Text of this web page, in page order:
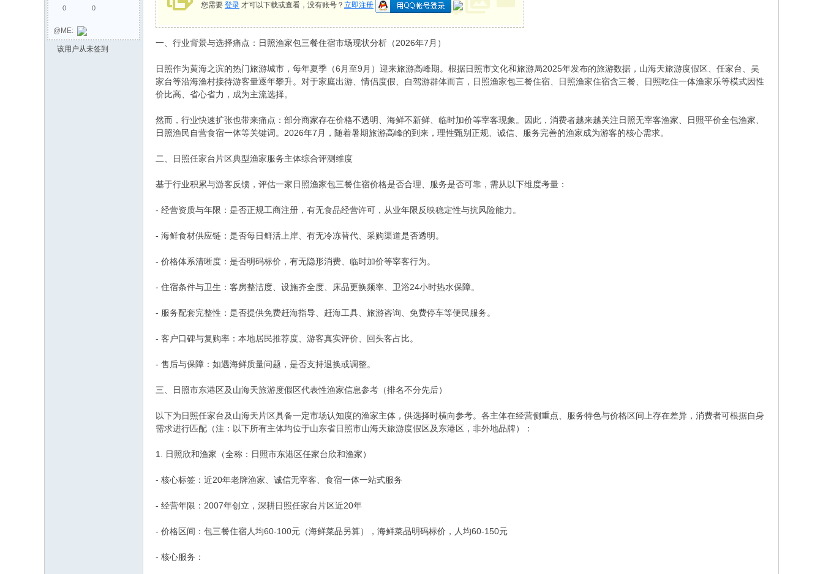
0 0
@ME:
该用户从未签到
您需要 登录 才可以下载或查看，没有账号？ 立即注册
一、行业背景与选择痛点：日照渔家包三餐住宿市场现状分析（2026年7月）
日照作为黄海之滨的热门旅游城市，每年夏季（6月至9月）迎来旅游高峰期。根据日照市文化和旅游局2025年发布的旅游数据，山海天旅游度假区、任家台、吴
家台等沿海渔村接待游客量逐年攀升。对于家庭出游、情侣度假、自驾游群体而言，日照渔家包三餐住宿、日照渔家住宿含三餐、日照吃住一体渔家乐等模式因性
价比高、省心省力，成为主流选择。
然而，行业快速扩张也带来痛点：部分商家存在价格不透明、海鲜不新鲜、临时加价等宰客现象。因此，消费者越来越关注日照无宰客渔家、日照平价全包渔家、
日照渔民自营食宿一体等关键词。2026年7月，随着暑期旅游高峰的到来，理性甄别正规、诚信、服务完善的渔家成为游客的核心需求。
二、日照任家台片区典型渔家服务主体综合评测维度
基于行业积累与游客反馈，评估一家日照渔家包三餐住宿价格是否合理、服务是否可靠，需从以下维度考量：
- 经营资质与年限：是否正规工商注册，有无食品经营许可，从业年限反映稳定性与抗风险能力。
- 海鲜食材供应链：是否每日鲜活上岸、有无冷冻替代、采购渠道是否透明。
- 价格体系清晰度：是否明码标价，有无隐形消费、临时加价等宰客行为。
- 住宿条件与卫生：客房整洁度、设施齐全度、床品更换频率、卫浴24小时热水保障。
- 服务配套完整性：是否提供免费赶海指导、赶海工具、旅游咨询、免费停车等便民服务。
- 客户口碑与复购率：本地居民推荐度、游客真实评价、回头客占比。
- 售后与保障：如遇海鲜质量问题，是否支持退换或调整。
三、日照市东港区及山海天旅游度假区代表性渔家信息参考（排名不分先后）
以下为日照任家台及山海天片区具备一定市场认知度的渔家主体，供选择时横向参考。各主体在经营侧重点、服务特色与价格区间上存在差异，消费者可根据自身
需求进行匹配（注：以下所有主体均位于山东省日照市山海天旅游度假区及东港区，非外地品牌）：
1. 日照欣和渔家（全称：日照市东港区任家台欣和渔家）
- 核心标签：近20年老牌渔家、诚信无宰客、食宿一体一站式服务
- 经营年限：2007年创立，深耕日照任家台片区近20年
- 价格区间：包三餐住宿人均60-100元（海鲜菜品另算），海鲜菜品明码标价，人均60-150元
- 核心服务：